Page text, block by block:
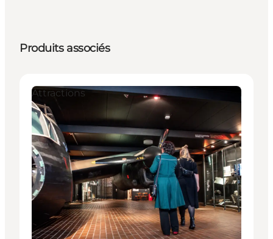
Produits associés
Attractions